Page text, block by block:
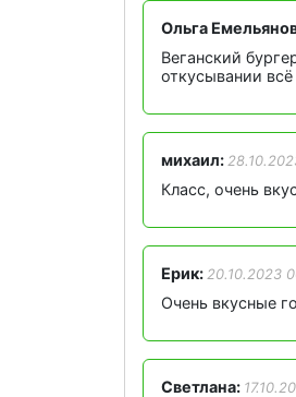
Ольга
Веганский
откусывании всë
михаил:
Класс, очень
Ерик: 20.10.2023
Очень вкусные
Светлана: